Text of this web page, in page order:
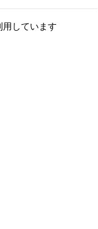
しています